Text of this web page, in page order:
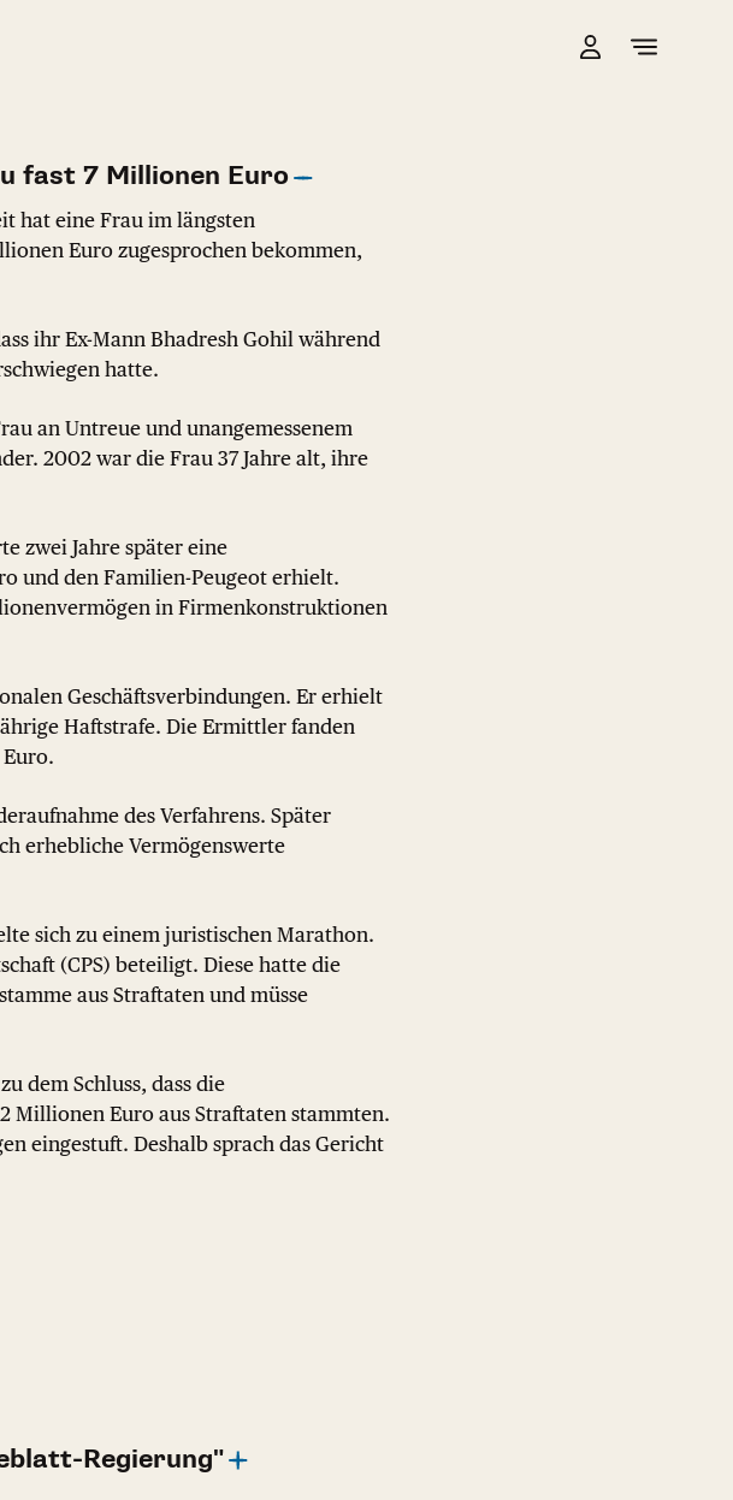
fast 7 Millionen Euro
hat eine Frau im längsten
Euro zugesprochen bekommen,
ihr Ex-Mann Bhadresh Gohil während
hatte.
an Untreue und unangemessenem
2002 war die Frau 37 Jahre alt, ihre
zwei Jahre später eine
und den Familien-Peugeot erhielt.
in Firmenkonstruktionen
Geschäftsverbindungen. Er erhielt
Haftstrafe. Die Ermittler fanden
des Verfahrens. Später
erhebliche Vermögenswerte
sich zu einem juristischen Marathon.
(CPS) beteiligt. Diese hatte die
aus Straftaten und müsse
dem Schluss, dass die
Millionen Euro aus Straftaten stammten.
eingestuft. Deshalb sprach das Gericht
Regierung"